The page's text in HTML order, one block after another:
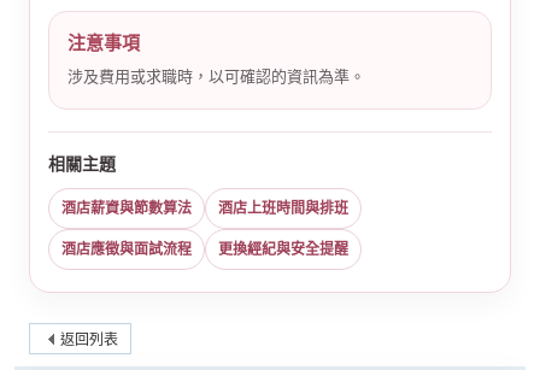
注意事項
涉及費用或求職時，以可確認的資訊為準。
相關主題
酒店薪資與節數算法 酒店上班時間與排班
酒店應徵與面試流程 更換經紀與安全提醒
返回列表